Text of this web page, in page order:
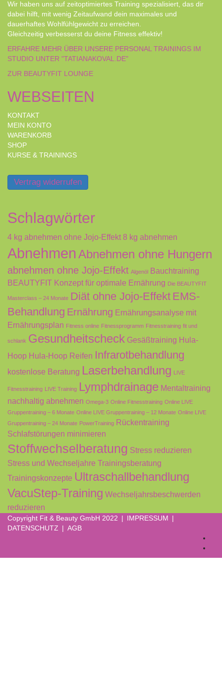
Wir haben uns auf zeitoptimiertes Training spezialisiert, das dir
dabei hilft, mit wenig Zeitaufwand dein maximales und
dauerhaftes Wohlfühlgewicht zu erreichen.
Gleichzeitig verbesserst du deine Fitness effektiv!
ERFAHRE MEHR ÜBER UNSERE PERSONAL TRAININGS IM
STUDIO UNTER "TATIANAKOVAL.DE"
ZUR BEAUTYFIT LOUNGE
WEBSEITEN
KONTAKT
MEIN KONTO
WARENKORB
SHOP
KURSE & TRAININGS
Vertrag widerrufen
Schlagwörter
4 kg abnehmen ohne Jojo-Effekt 8 kg abnehmen
AbnehmenAbnehmen ohne Hungern
abnehmen ohne Jojo-Effekt Algenöl Bauchtraining
BEAUTYFIT Konzept für optimale Ernährung Die BEAUTYFIT
Masterclass – 24 Monate Diät ohne Jojo-Effekt EMS-
Behandlung Ernährung Ernährungsanalyse mit
Ernährungsplan Fitness online Fitnessprogramm Fitnesstraining fit und
schlank Gesundheitscheck Gesäßtraining Hula-
Hoop Hula-Hoop Reifen Infrarotbehandlung
kostenlose Beratung Laserbehandlung LIVE
Fitnesstraining LIVE Training Lymphdrainage Mentaltraining
nachhaltig abnehmen Omega-3 Online Fitnesstraining Online LIVE
Gruppentraining – 6 Monate Online LIVE Gruppentraining – 12 Monate Online LIVE
Gruppentraining – 24 Monate PowerTraining Rückentraining
Schlafstörungen minimieren
Stoffwechselberatung Stress reduzieren
Stress und Wechseljahre Trainingsberatung
Trainingskonzepte Ultraschallbehandlung
VacuStep-Training Wechseljahrsbeschwerden
reduzieren
Copyright Fit & Beauty GmbH 2022 | IMPRESSUM |
DATENSCHUTZ | AGB